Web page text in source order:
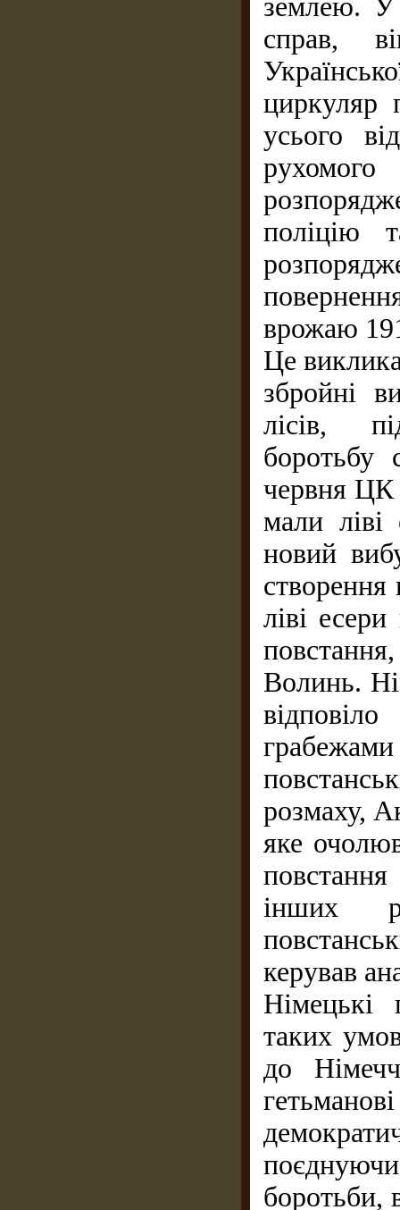
землею. У
справ,
циркуляр
усього
поліцію
врожаю
Це
збройні
лісів,
боротьбу
червня ЦК
мали
новий
створення
ліві
Волинь.
розмаху,
яке
інших
керував
Німецькі
таких
до
боротьби,